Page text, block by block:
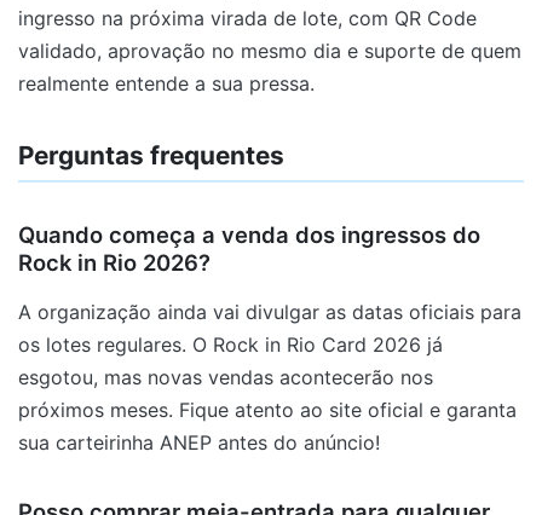
ingresso na próxima virada de lote, com QR Code
validado, aprovação no mesmo dia e suporte de quem
realmente entende a sua pressa.
Perguntas frequentes
Quando começa a venda dos ingressos do
Rock in Rio 2026?
A organização ainda vai divulgar as datas oficiais para
os lotes regulares. O Rock in Rio Card 2026 já
esgotou, mas novas vendas acontecerão nos
próximos meses. Fique atento ao site oficial e garanta
sua carteirinha ANEP antes do anúncio!